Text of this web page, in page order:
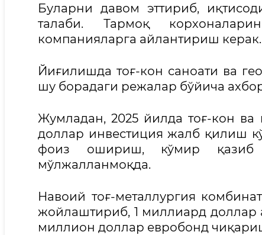
Буларни давом эттириб,
талаби. Тармоқ
компанияларга айлантириш керак.
Йиғилишда тоғ-кон саноати ва
шу борадаги режалар бўйича
Жумладан, 2025 йилда тоғ-кон ва
доллар инвестиция жалб қилиш
фоиз ошириш, кўмир қазиб
мўлжалланмоқда.
Навоий тоғ-металлургия
жойлаштириб, 1 миллиард доллар
миллион доллар евробонд